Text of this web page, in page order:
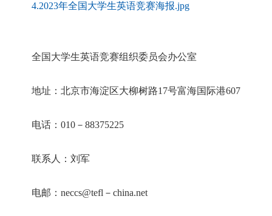
4.2023年全国大学生英语竞赛海报.jpg
全国大学生英语竞赛组织委员会办公室
地址：北京市海淀区大柳树路17号富海国际港607
电话：010－88375225
联系人：刘军
电邮：neccs@tefl－china.net